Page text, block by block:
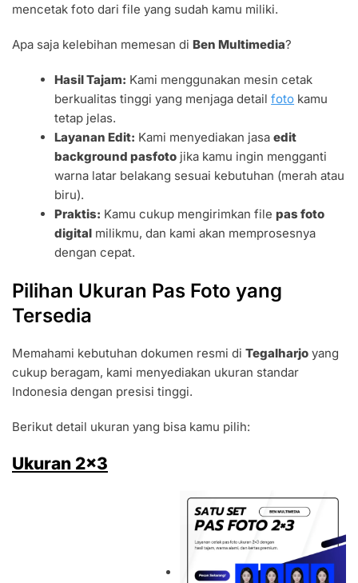
mencetak foto dari file yang sudah kamu miliki.
Apa saja kelebihan memesan di Ben Multimedia?
Hasil Tajam: Kami menggunakan mesin cetak
berkualitas tinggi yang menjaga detailfoto kamu
tetap jelas.
Layanan Edit: Kami menyediakan jasaedit
background pasfoto jika kamu ingin mengganti
warna latar belakang sesuai kebutuhan (merah atau
biru).
Praktis: Kamu cukup mengirimkan filepas foto
digital milikmu, dan kami akan memprosesnya
dengan cepat.
Pilihan Ukuran Pas Foto yang
Tersedia
Memahami kebutuhan dokumen resmi di Tegalharjo yang
cukup beragam, kami menyediakan ukuran standar
Indonesia dengan presisi tinggi.
Berikut detail ukuran yang bisa kamu pilih:
Ukuran 2×3